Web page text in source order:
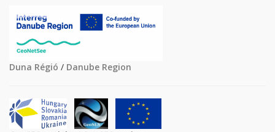
Duna Régió / Danube Region